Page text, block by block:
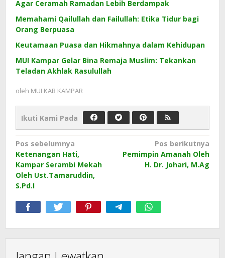
Agar Ceramah Ramadan Lebih Berdampak
Memahami Qailullah dan Failullah: Etika Tidur bagi
Orang Berpuasa
Keutamaan Puasa dan Hikmahnya dalam Kehidupan
MUI Kampar Gelar Bina Remaja Muslim: Tekankan
Teladan Akhlak Rasulullah
oleh MUI KAB KAMPAR
Ikuti Kami Pada
Navigasi
pos
Pos sebelumnya
Ketenangan Hati,
Kampar Serambi Mekah
Oleh Ust.Tamaruddin,
S.Pd.I
Pos berikutnya
Pemimpin Amanah Oleh
H. Dr. Johari, M.Ag